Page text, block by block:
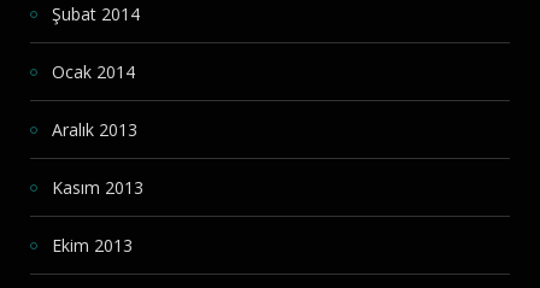
Şubat 2014
Ocak 2014
Aralık 2013
Kasım 2013
Ekim 2013